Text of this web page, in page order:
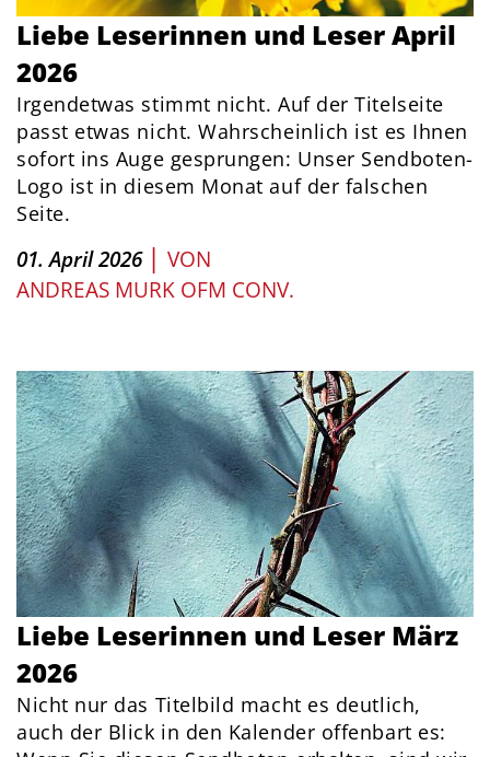
Liebe Leserinnen und Leser April
2026
Irgendetwas stimmt nicht. Auf der Titelseite
passt etwas nicht. Wahrscheinlich ist es Ihnen
sofort ins Auge gesprungen: Unser Sendboten-
Logo ist in diesem Monat auf der falschen
Seite.
01. April 2026 | VON
ANDREAS MURK OFM CONV.
Liebe Leserinnen und Leser März
2026
Nicht nur das Titelbild macht es deutlich,
auch der Blick in den Kalender offenbart es: